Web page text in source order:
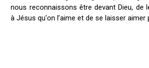
nous reconnaissons être devant Dieu, de
à Jésus qu'on l’aime et de se laisser aimer